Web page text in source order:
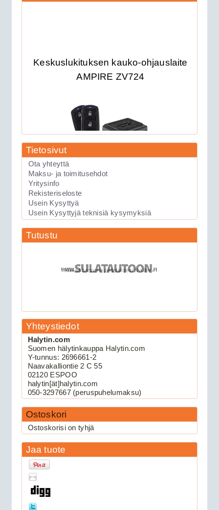
89.00€
Keskuslukituksen kauko-ohjauslaite
Viper 211HV
109.00€
Keskuslukituksen kau...
Viper 3105V autohälytin
Tietosivut
Ota yhteyttä
Maksu- ja toimitusehdot
Yritysinfo
Rekisteriseloste
Usein Kysyttyä
Usein Kysyttyjä teknisiä kysymyksiä
Tutustu
Yhteystiedot
Halytin.com
Suomen hälytinkauppa Halytin.com
Y-tunnus: 2696661-2
Naavakalliontie 2 C 55
02120 ESPOO
halytin[ät]halytin.com
050-3297667 (peruspuhelumaksu)
Ostoskori
Ostoskorisi on tyhjä
Jaa tuote